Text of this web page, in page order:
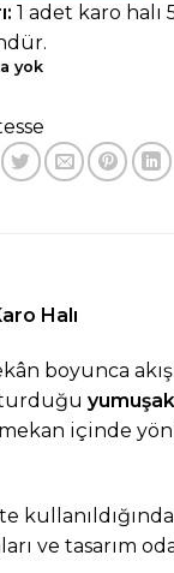
1 adet karo
yok
Halı
boyunca
içinde
ve tasarım